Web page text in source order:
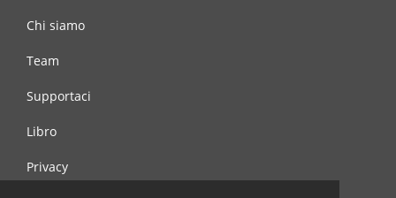
Chi siamo
Team
Supportaci
Libro
Privacy